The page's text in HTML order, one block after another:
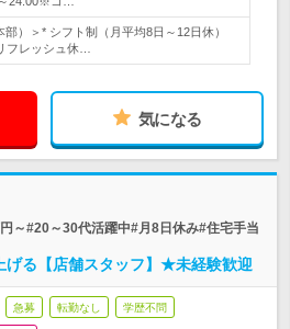
部）＞* シフト制（月平均8日～12日休）
フレッシュ休…
気になる
～#20～30代活躍中#月8日休み#住宅手当
げる【店舗スタッフ】★未経験歓迎
急募 転勤なし 学歴不問